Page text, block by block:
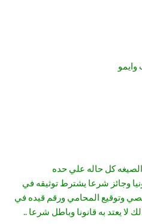
كل حاله علي حده
وجائز شرعا يشترط توثيقه في
وتوقيع المحامي ورقم قيده في
لا يعتد به قانونا وباطل شرعا ..